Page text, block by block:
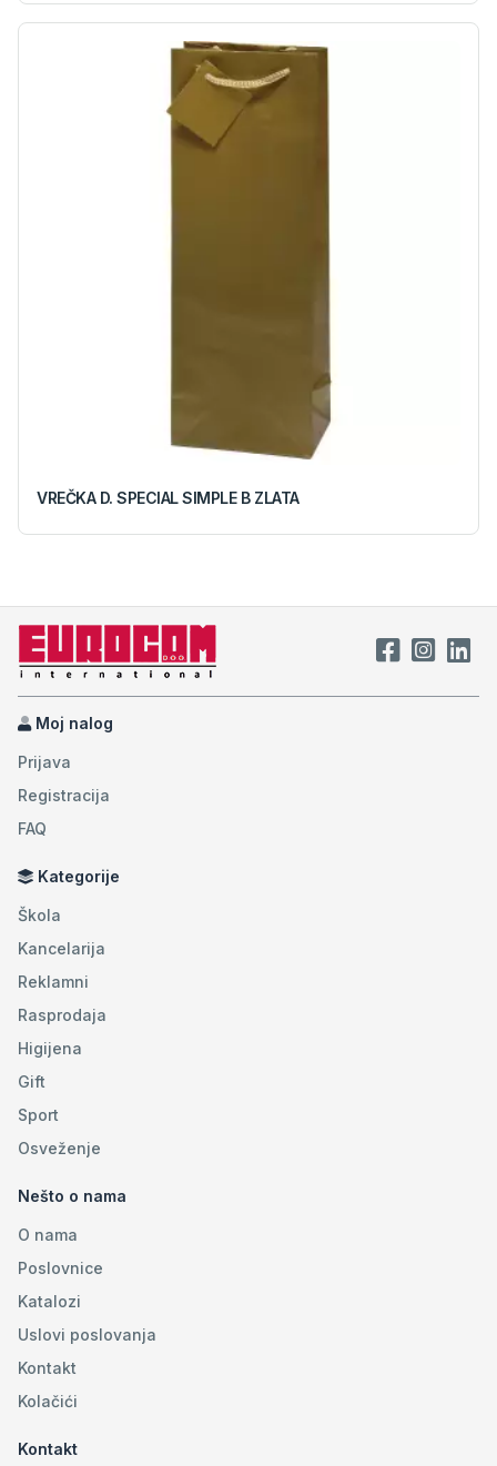
VREČKA D. SPECIAL SIMPLE B ZLATA
Moj nalog
Prijava
Registracija
FAQ
Kategorije
Škola
Kancelarija
Reklamni
Rasprodaja
Higijena
Gift
Sport
Osveženje
Nešto o nama
O nama
Poslovnice
Katalozi
Uslovi poslovanja
Kontakt
Kolačići
Kontakt